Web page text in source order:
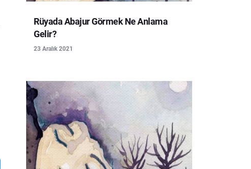
Rüyada Abajur Görmek Ne Anlama
Gelir?
23 Aralık 2021